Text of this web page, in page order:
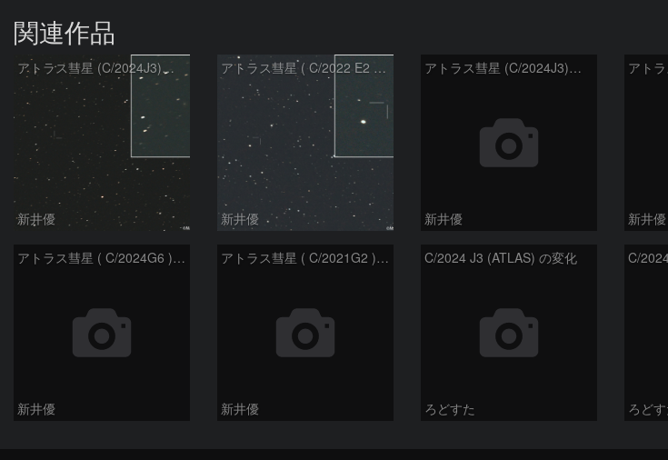
関連作品
アトラス彗星 (C/2024J3)：2026/08/05
新井優
アトラス彗星 ( C/2022 E2 )：2026/07/27
新井優
アトラス彗星 (C/2024J3)：2026/07/26
新井優 新井優
アトラス彗星 ( C/2024G6 )：2026/07/08
新井優
アトラス彗星 ( C/2021G2 )：2026/07/08
新井優
C/2024 J3 (ATLAS) の変化
ろどすた
C/
ろど